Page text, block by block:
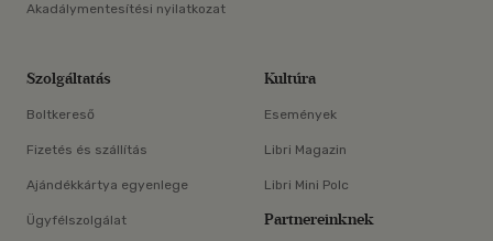
Akadálymentesítési nyilatkozat
Szolgáltatás
Boltkereső
Fizetés és szállítás
Ajándékkártya egyenlege
Ügyfélszolgálat
Kultúra
Események
Libri Magazin
Libri Mini Polc
Partnereinknek